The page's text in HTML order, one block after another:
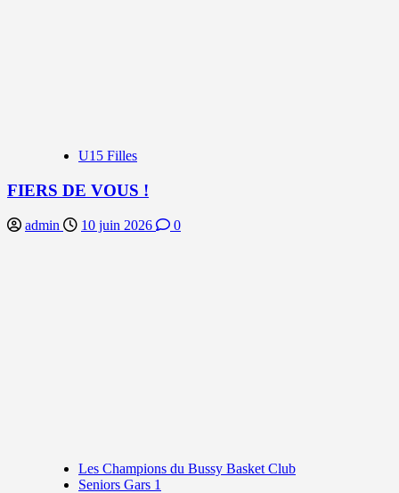
U15 Filles
FIERS DE VOUS !
admin 10 juin 2026 0
Les Champions du Bussy Basket Club
Seniors Gars 1